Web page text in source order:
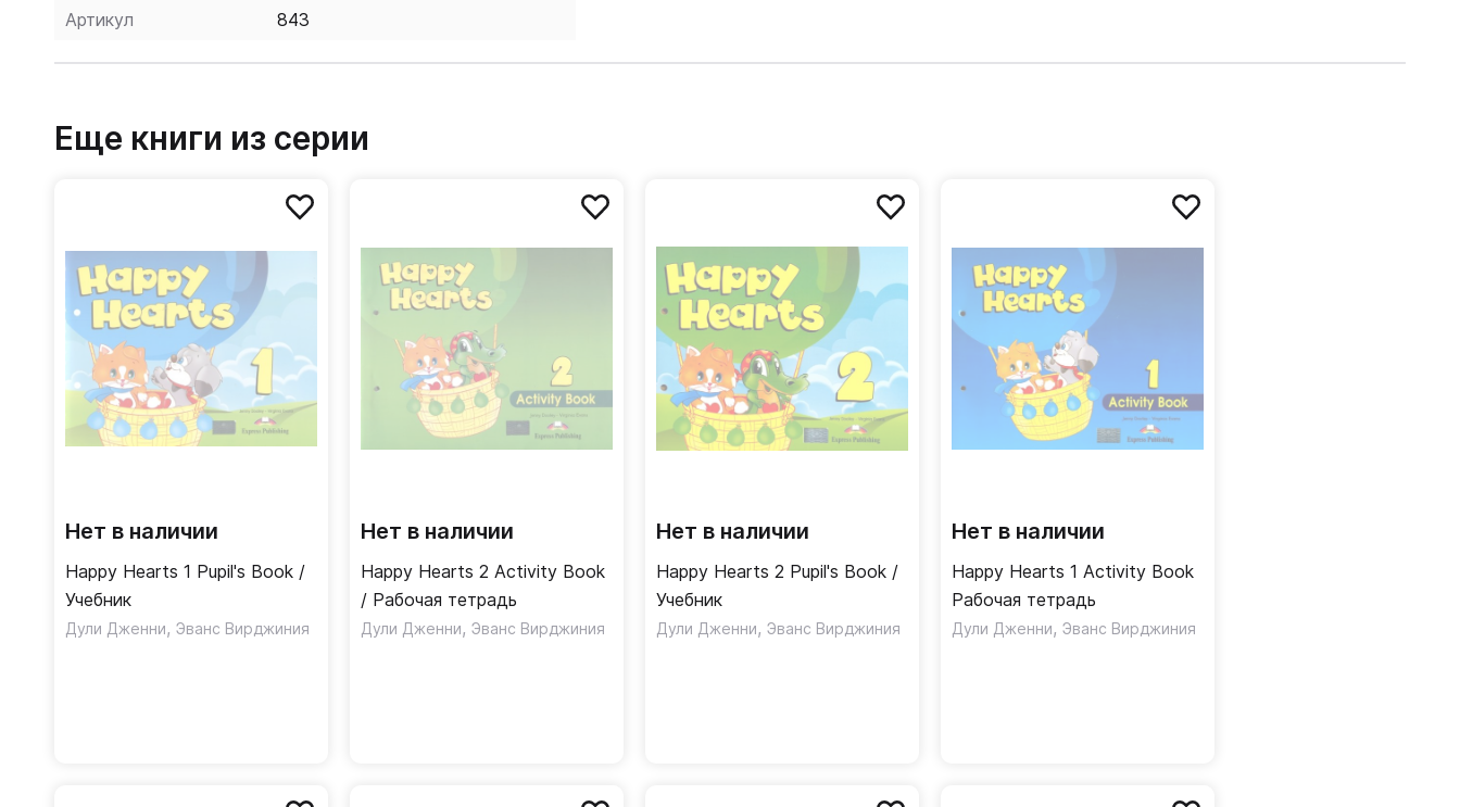
Артикул 843
Еще книги из серии
Нет в наличии
Happy Hearts 1 Pupil's Book /
Учебник
Дули Дженни, Эванс Вирджиния
Нет в наличии
Happy Hearts 2 Activity Book
/ Рабочая тетрадь
Дули Дженни, Эванс Вирджиния
Нет в наличии
Happy Hearts 2 Pupil's Book /
Учебник
Дули Дженни, Эванс Вирджиния
Нет в наличии
Happy Hearts 1 Activity Book
Рабочая тетрадь
Дули Дженни, Эванс Вирджиния